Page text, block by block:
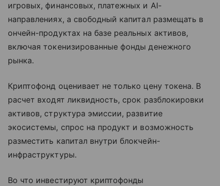
игровых, финансовых, платежных и AI-
направлениях, а свободный капитал размещать в
ончейн-продуктах на базе реальных активов,
включая токенизированные фонды денежного
рынка.
Криптофонд оценивает не только цену токена. В
расчет входят ликвидность, срок разблокировки
активов, структура эмиссии, развитие
экосистемы, спрос на продукт и возможность
разместить капитал внутри блокчейн-
инфраструктуры.
Во что инвестируют криптофонды